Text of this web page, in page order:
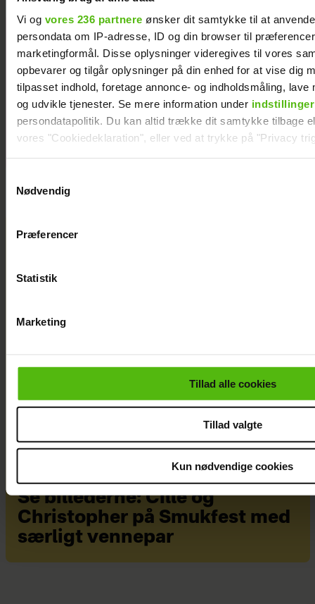
Vi og vores 236 partnere ønsker dit samtykke til at
persondata om IP-adresse, ID og din browser til
marketingformål. Disse oplysninger videregives til vores
opbevarer og tilgår oplysninger på din enhed for at vise dig
tilpasset indhold, foretage annonce- og indholdsmåling, lave
og udvikle tjenester. Se mere information under indstillinger
persondatapolitik. Du kan altid trække dit samtykke tilbage
vores "Cookiedeklaration", eller ved at trykke på "Privacy
Vi anvender egne cookies og cookies fra tredjeparter til at
generere statistik og huske dine præferencer samt til brug
cookiepolitik.
Nødvendig
Præferencer
Statistik
Marketing
Tillad alle cookies
Tillad valgte
Kun nødvendige cookies
Janni Ree
afsted for
første gang:
Jeg er nervøs!
Se billederne: Cille og
Christopher på Smukfest med
særligt vennepar